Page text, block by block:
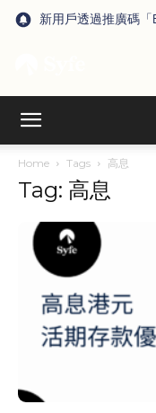
新用戶透過推廣碼「
Home Tags 高息
Tag: 高息